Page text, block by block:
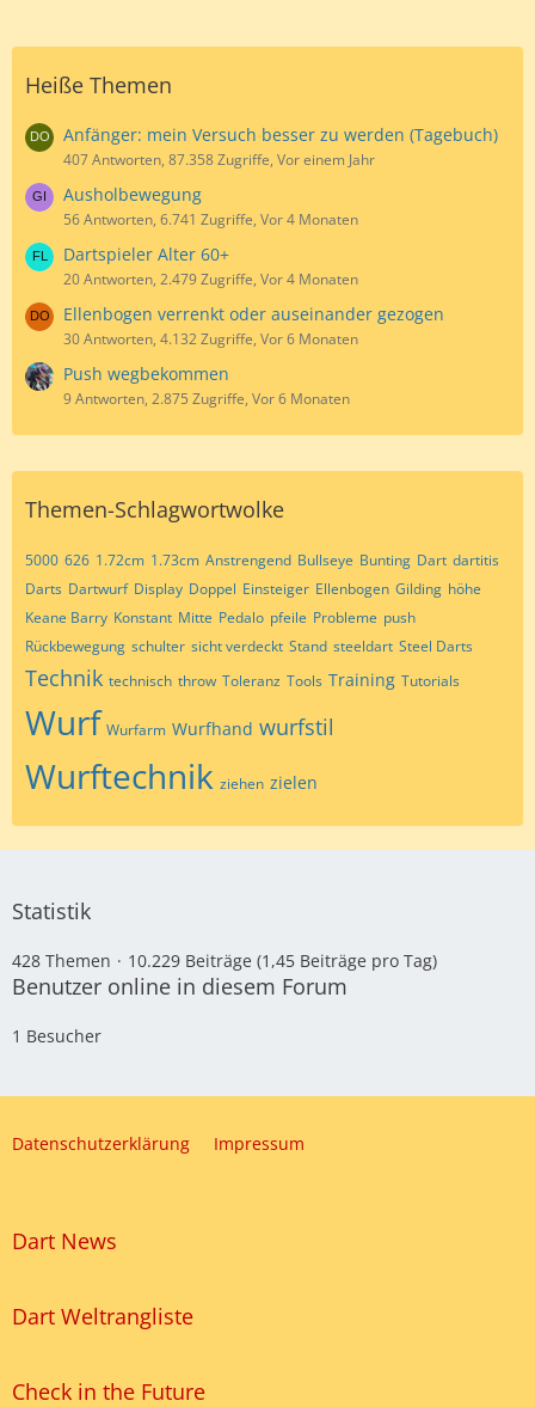
Heiße Themen
Anfänger: mein Versuch besser zu werden (Tagebuch)
407 Antworten, 87.358 Zugriffe, Vor einem Jahr
Ausholbewegung
56 Antworten, 6.741 Zugriffe, Vor 4 Monaten
Dartspieler Alter 60+
20 Antworten, 2.479 Zugriffe, Vor 4 Monaten
Ellenbogen verrenkt oder auseinander gezogen
30 Antworten, 4.132 Zugriffe, Vor 6 Monaten
Push wegbekommen
9 Antworten, 2.875 Zugriffe, Vor 6 Monaten
Themen-Schlagwortwolke
5000 626 1.72cm 1.73cm Anstrengend Bullseye Bunting Dart dartitis
Darts Dartwurf Display Doppel Einsteiger Ellenbogen Gilding höhe
Keane Barry Konstant Mitte Pedalo pfeile Probleme push
Rückbewegung schulter sicht verdeckt Stand steeldart Steel Darts
Technik technisch throw Toleranz Tools Training Tutorials
Wurf Wurfarm Wurfhand wurfstil
Wurftechnik ziehen zielen
Statistik
428 Themen 10.229 Beiträge (1,45 Beiträge pro Tag)
Benutzer online in diesem Forum
1 Besucher
Datenschutzerklärung Impressum
Dart News
Dart Weltrangliste
Check in the Future